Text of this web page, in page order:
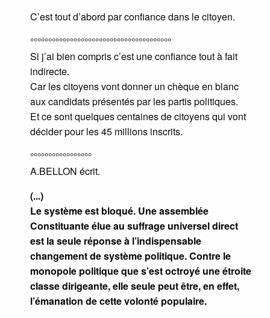
C’est tout d’abord par confiance dans le citoyen.
°°°°°°°°°°°°°°°°°°°°°°°°°°°°°°°°°°°°°°°
Si j’ai bien compris c’est une confiance tout à fait
indirecte.
Car les citoyens vont donner un chèque en blanc
aux candidats présentés par les partis politiques.
Et ce sont quelques centaines de citoyens qui vont
décider pour les 45 millions inscrits.
°°°°°°°°°°°°°°°°°
A.BELLON écrit.
(...)
Le système est bloqué. Une assemblée
Constituante élue au suffrage universel direct
est la seule réponse à l’indispensable
changement de système politique. Contre le
monopole politique que s’est octroyé une étroite
classe dirigeante, elle seule peut être, en effet,
l’émanation de cette volonté populaire.